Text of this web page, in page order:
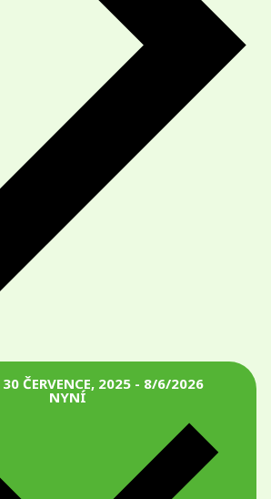
30 ČERVENCE, 2025 - 8/6/2026
NYNÍ